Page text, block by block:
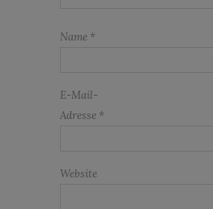
Name *
E-Mail-
Adresse *
Website